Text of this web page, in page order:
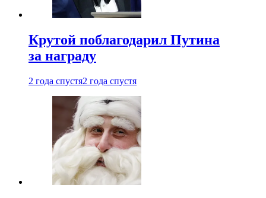
Крутой поблагодарил Путина
за награду
2 года спустя2 года спустя